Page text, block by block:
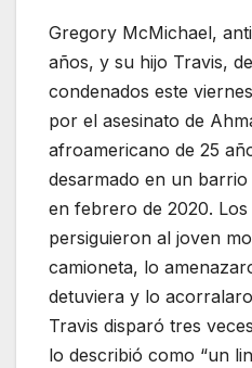
Gregory McMichael,
años, y su hijo Travis,
condenados este
por el asesinato de
afroamericano de 25
desarmado en un barrio
en febrero de 2020.
persiguieron al joven
camioneta, lo
detuviera y lo
Travis disparó tres
lo describió como “un